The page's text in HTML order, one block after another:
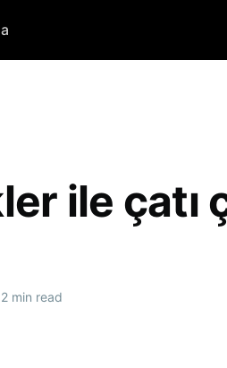
ile çatı
2 min read